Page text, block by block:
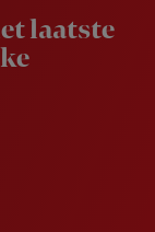
laatste